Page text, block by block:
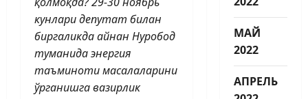
кунлари депутат билан
биргаликда айнан Нуробод
туманида энергия
таъминоти масалаларини
ўрганишга вазирлик
МАЙ
2022
АПРЕЛЬ